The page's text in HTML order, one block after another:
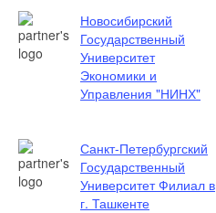
Новосибирский
Государственный
Университет
Экономики и
Управления "НИНХ"
Санкт-Петербургский
Государственный
Университет Филиал в
г. Ташкенте